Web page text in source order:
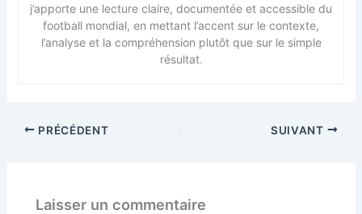
j’apporte une lecture claire, documentée et accessible du
football mondial, en mettant l’accent sur le contexte,
l’analyse et la compréhension plutôt que sur le simple
résultat.
PRÉCÉDENT SUIVANT
Laisser un commentaire